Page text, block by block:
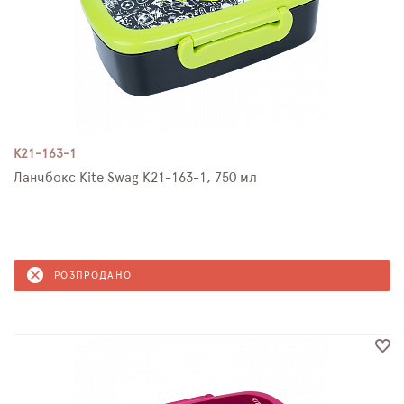
K21-163-1
Ланчбокс Kite Swag K21-163-1, 750 мл
РОЗПРОДАНО